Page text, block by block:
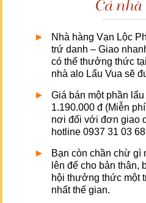
Cả
Nhà hàng Vạn Lộc
trứ danh – Giao
có thể thưởng thức
nhà alo Lẩu Vua sẽ
Giá bán một phần
1.190.000 đ (Miễn
nơi đối với đơn giao
hotline 0937 31 03
Bạn còn chần chừ gì
lên để cho bản thân,
hội thưởng thức một
nhất thế gian.